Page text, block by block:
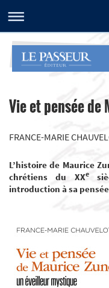
Vie et pensée de
FRANCE-MARIE
L’histoire de Maurice
chrétiens du XXe
introduction à sa